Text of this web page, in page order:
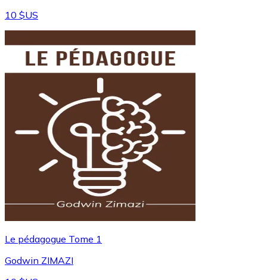
10 $US
Le pédagogue Tome 1
Godwin ZIMAZI